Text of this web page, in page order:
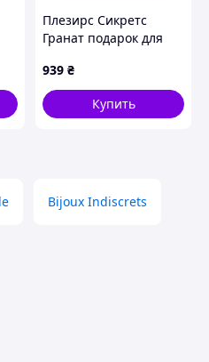
Плезирс Сикретс
Гранат подарок для
масло 72C83E38
939 ₴
Купить
Bijoux Indiscrets